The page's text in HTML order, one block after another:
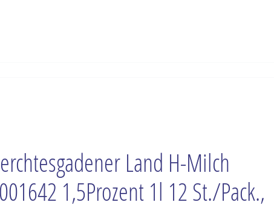
Land H-Milch
1,5Prozent 1l 12 St./Pack.,